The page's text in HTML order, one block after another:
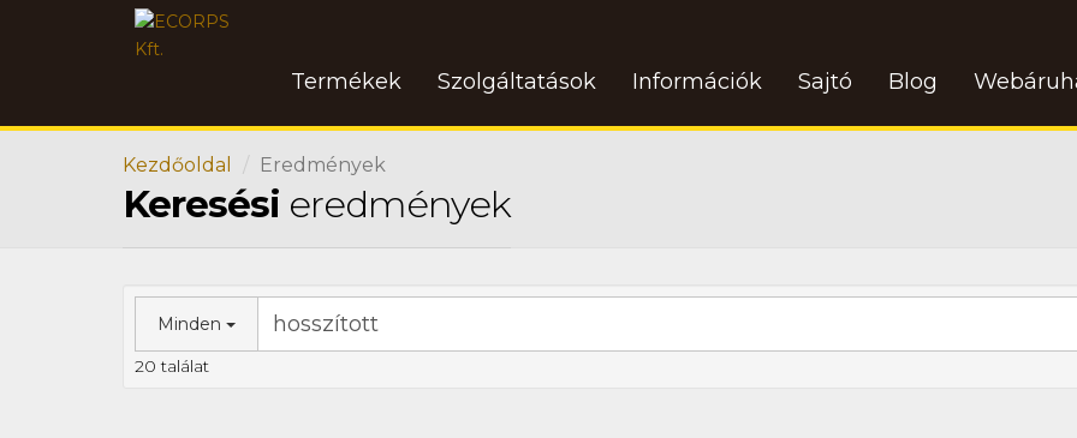
Termékek Szolgáltatások Információk Sajtó Blog
Kezdőoldal Eredmények
Keresési eredmények
Minden
20 találat